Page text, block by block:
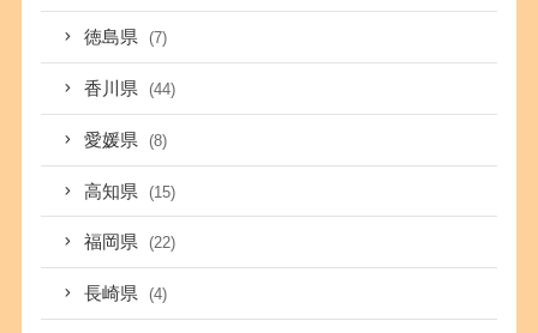
徳島県 (7)
香川県 (44)
愛媛県 (8)
高知県 (15)
福岡県 (22)
長崎県 (4)